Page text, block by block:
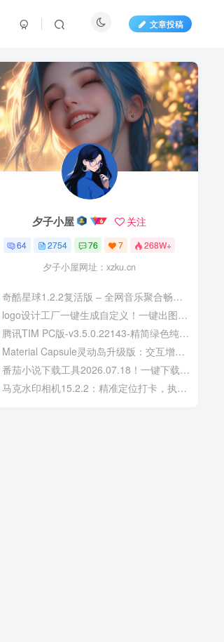
文章投稿
夕子小屋 关注
64 2754 76 7 268W+
夕子小屋网址：xzku.cn
奇酷星球1.2.2复活版 – 全网音乐聚合畅听，比汽水音乐更强大！‌
logo设计工厂一键生成自定义！一键出图解锁版
腾讯TIM PC版-v3.5.0.22143-精简绿色纯净版
‌Material Capsule灵动岛升级版：交互增强+前置美化，一键打造个性化手机！‌
番茄小说下载工具2026.07.18！一键下载全站小说，免费无广告！‌
马克水印相机15.2.2：精准定位打卡，执勤必备水印神器